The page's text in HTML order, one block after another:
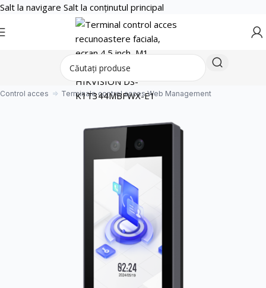
Salt la navigare Salt la conținutul principal
Control acces Terminale control acces Web Management